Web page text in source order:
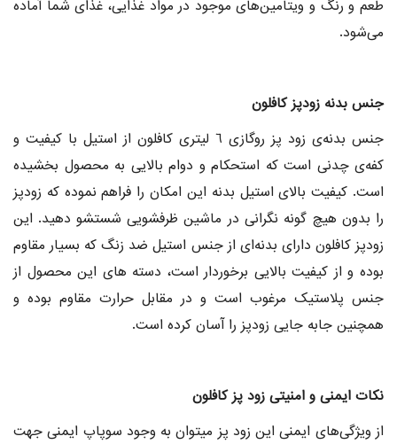
طعم و رنگ و ویتامین‌های موجود در مواد غذایی، غذای شما آماده
می‌شود.
جنس بدنه زودپز کافلون
جنس بدنه‌ی زود پز روگازی 6 لیتری کافلون از استیل با کیفیت و
کفه‌ی چدنی است که استحکام و دوام بالایی به محصول بخشیده
است. کیفیت بالای استیل بدنه این امکان را فراهم نموده که زودپز
را بدون هیچ گونه نگرانی در ماشین ظرفشویی شستشو دهید. این
زودپز کافلون دارای بدنه‌ای از جنس استیل ضد زنگ که بسیار مقاوم
بوده و از کیفیت بالایی برخوردار است، دسته های این محصول از
جنس پلاستیک مرغوب است و در مقابل حرارت مقاوم بوده و
همچنین جابه جایی زودپز را آسان کرده است.
نکات ایمنی و امنیتی زود پز کافلون
از ویژگی‌های ایمنی این زود پز میتوان به وجود سوپاپ ایمنی جهت